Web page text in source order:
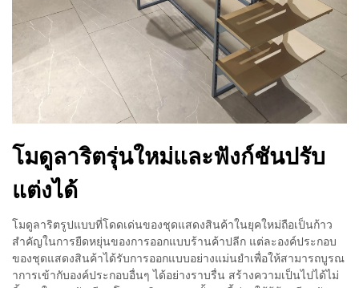
โมดูลาริตรุ่นใหม่และฟังก์ชันปรับ
แต่งได้
โมดูลาริตรูปแบบที่โดดเด่นของชุดแสดงสินค้าในยุคใหม่ถือเป็นก้าว
สำคัญในการยืดหยุ่นของการออกแบบร้านค้าปลีก แต่ละองค์ประกอบ
ของชุดแสดงสินค้าได้รับการออกแบบอย่างแม่นยำเพื่อให้สามารถบูรณ
าการเข้ากับองค์ประกอบอื่นๆ ได้อย่างราบรื่น สร้างความเป็นไปได้ไม่